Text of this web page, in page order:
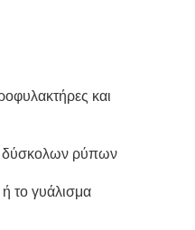
και
δύσκολων ρύπων
το γυάλισμα